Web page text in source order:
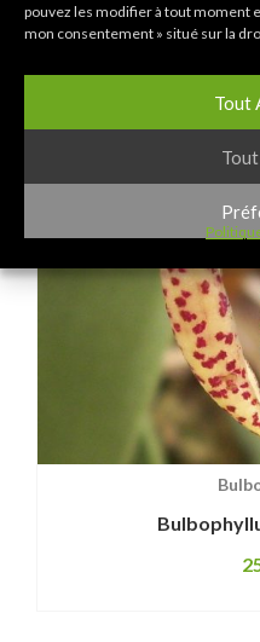
pouvez les modifier à tout moment
mon consentement » situé sur la
Tout